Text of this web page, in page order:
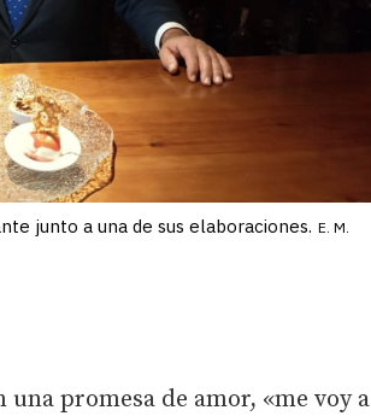
junto a una de sus elaboraciones. E. M.
promesa de amor, «me voy a